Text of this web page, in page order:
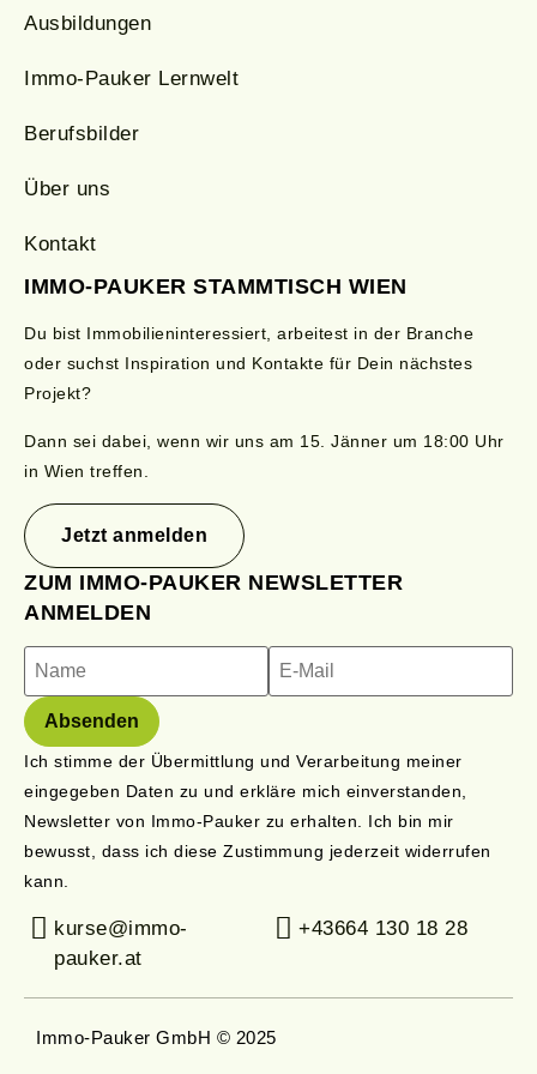
Ausbildungen
Immo-Pauker Lernwelt
Berufsbilder
Über uns
Kontakt
IMMO-PAUKER STAMMTISCH WIEN
Du bist Immobilieninteressiert, arbeitest in der Branche
oder suchst Inspiration und Kontakte für Dein nächstes
Projekt?
Dann sei dabei, wenn wir uns am 15. Jänner um 18:00 Uhr
in Wien treffen.
Jetzt anmelden
ZUM IMMO-PAUKER NEWSLETTER
ANMELDEN
Ich stimme der Übermittlung und Verarbeitung meiner
eingegeben Daten zu und erkläre mich einverstanden,
Newsletter von Immo-Pauker zu erhalten. Ich bin mir
bewusst, dass ich diese Zustimmung jederzeit widerrufen
kann.
kurse@immo-
pauker.at
+43664 130 18 28
Immo-Pauker GmbH © 2025